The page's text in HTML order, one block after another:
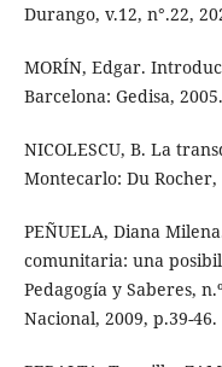
Durango, v.12, n°.22,
MORÍN, Edgar.
Barcelona: Gedisa, 2005.
NICOLESCU, B. La
Montecarlo: Du Rocher,
PEÑUELA, Diana
comunitaria: una
Pedagogía y Saberes,
Nacional, 2009, p.39-46.